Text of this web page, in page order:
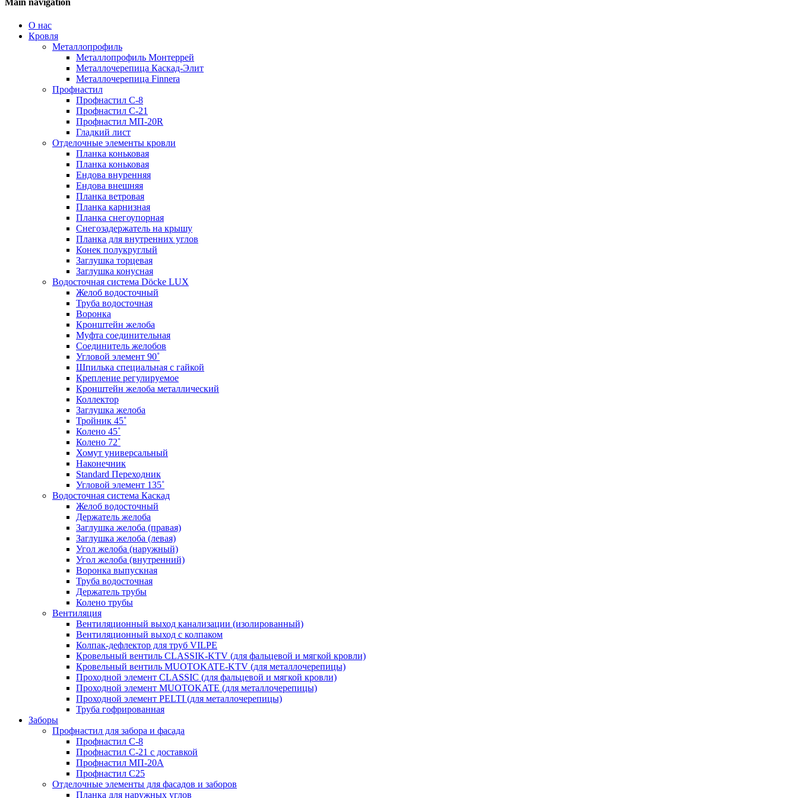
О нас
Кровля
Металлопрофиль
Металлопрофиль Монтеррей
Металлочерепица Каскад-Элит
Металлочерепица Finnera
Профнастил
Профнастил С-8
Профнастил С-21
Профнастил МП-20R
Гладкий лист
Отделочные элементы кровли
Планка коньковая
Планка коньковая
Ендова внуренняя
Ендова внешняя
Планка ветровая
Планка карнизная
Планка снегоупорная
Снегозадержатель на крышу
Планка для внутренних углов
Конек полукруглый
Заглушка торцевая
Заглушка конусная
Водосточная система Döcke LUX
Желоб водосточный
Труба водосточная
Воронка
Кронштейн желоба
Муфта соединительная
Соединитель желобов
Угловой элемент 90˚
Шпилька специальная с гайкой
Крепление регулируемое
Кронштейн желоба металлический
Коллектор
Заглушка желоба
Тройник 45˚
Колено 45˚
Колено 72˚
Хомут универсальный
Наконечник
Standard Переходник
Угловой элемент 135˚
Водосточная система Каскад
Желоб водосточный
Держатель желоба
Заглушка желоба (правая)
Заглушка желоба (левая)
Угол желоба (наружный)
Угол желоба (внутренний)
Воронка выпускная
Труба водосточная
Держатель трубы
Колено трубы
Вентиляция
Вентиляционный выход канализации (изолированный)
Вентиляционный выход с колпаком
Колпак-дефлектор для труб VILPE
Кровельный вентиль CLASSIK-KTV (для фальцевой и мягкой кровли)
Кровельный вентиль MUOTOKATE-KTV (для металлочерепицы)
Проходной элемент CLASSIC (для фальцевой и мягкой кровли)
Проходной элемент MUOTOKATE (для металлочерепицы)
Проходной элемент PELTI (для металлочерепицы)
Труба гофрированная
Заборы
Профнастил для забора и фасада
Профнастил С-8
Профнастил С-21 с доставкой
Профнастил МП-20А
Профнастил С25
Отделочные элементы для фасадов и заборов
Планка для наружных углов